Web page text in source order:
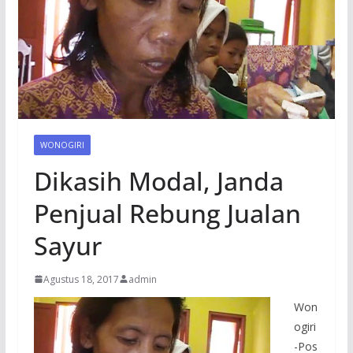
WONOGIRI
Dikasih Modal, Janda
Penjual Rebung Jualan
Sayur
Agustus 18, 2017 admin
Won
ogiri
-Pos